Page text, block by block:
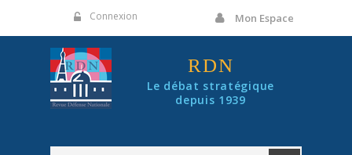
Connexion Mon Espace
RDN
Le débat stratégique
depuis 1939